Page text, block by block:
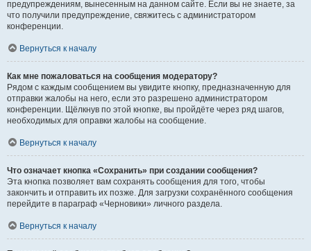
предупреждениям, вынесенным на данном сайте. Если вы не знаете, за
что получили предупреждение, свяжитесь с администратором
конференции.
Вернуться к началу
Как мне пожаловаться на сообщения модератору?
Рядом с каждым сообщением вы увидите кнопку, предназначенную для
отправки жалобы на него, если это разрешено администратором
конференции. Щёлкнув по этой кнопке, вы пройдёте через ряд шагов,
необходимых для оправки жалобы на сообщение.
Вернуться к началу
Что означает кнопка «Сохранить» при создании сообщения?
Эта кнопка позволяет вам сохранять сообщения для того, чтобы
закончить и отправить их позже. Для загрузки сохранённого сообщения
перейдите в параграф «Черновики» личного раздела.
Вернуться к началу